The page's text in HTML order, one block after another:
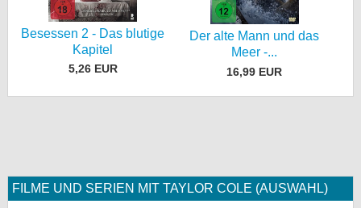
Besessen 2 - Das blutige
Kapitel
5,26 EUR
Der alte Mann und das
Meer -...
16,99 EUR
FILME UND SERIEN MIT TAYLOR COLE (AUSWAHL)